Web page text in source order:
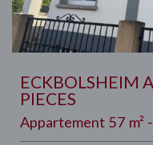
ECKBOLSHEIM
PIECES
Appartement 57 m²